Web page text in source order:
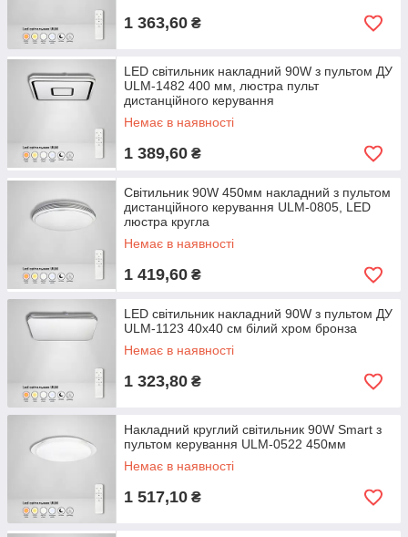
1 363,60 ₴
LED світильник накладний 90W з пультом ДУ
ULM-1482 400 мм, люстра пульт
дистанційного керування
Немає в наявності
1 389,60 ₴
Світильник 90W 450мм накладний з пультом
дистанційного керування ULM-0805, LED
люстра кругла
Немає в наявності
1 419,60 ₴
LED світильник накладний 90W з пультом ДУ
ULM-1123 40х40 см білий хром бронза
Немає в наявності
1 323,80 ₴
Накладний круглий світильник 90W Smart з
пультом керування ULM-0522 450мм
Немає в наявності
1 517,10 ₴